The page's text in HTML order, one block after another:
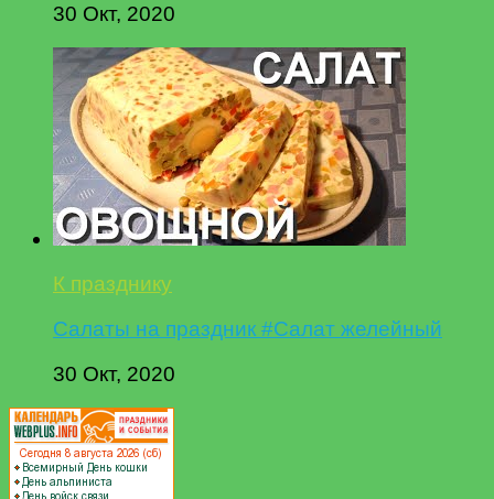
30 Окт, 2020
К празднику
Салаты на праздник #Салат желейный
30 Окт, 2020